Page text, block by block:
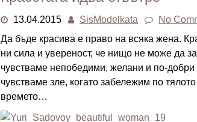
13.04.2015 SisModelkata
No
Да бъде красива е право на всяка жена.
ни сила и увереност, че нищо не може да
чувстваме непобедими, желани и по-
чувстваме зле, когато забележим по
времето…